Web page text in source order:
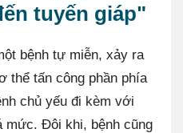
tuyến giáp"
bệnh tự miễn, xảy ra
thể tấn công phần phía
chủ yếu đi kèm với
mức. Đôi khi, bệnh cũng